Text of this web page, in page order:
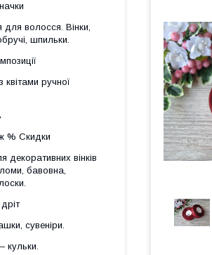
для волосся. Вінки,
шпильки.
квітами ручної
% Скидки
декоративних вінків
бавовна,
сувеніри.
кульки.